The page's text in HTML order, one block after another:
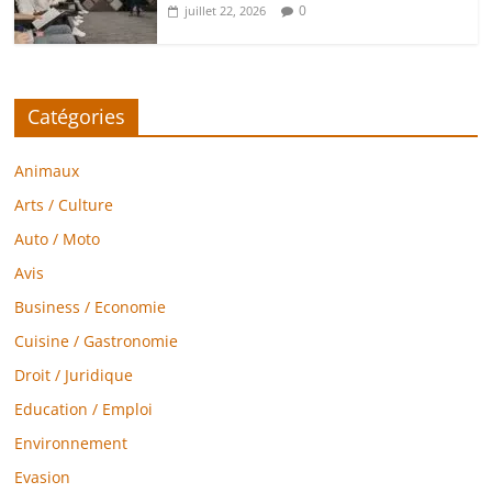
juillet 22, 2026 0
Catégories
Animaux
Arts / Culture
Auto / Moto
Avis
Business / Economie
Cuisine / Gastronomie
Droit / Juridique
Education / Emploi
Environnement
Evasion